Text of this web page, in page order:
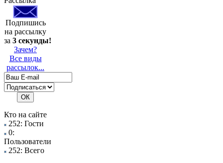
Подпишись
на рассылку
за 3 секунды!
Зачем?
Все виды
рассылок...
Кто на сайте
252: Гости
0:
Пользователи
252: Всего